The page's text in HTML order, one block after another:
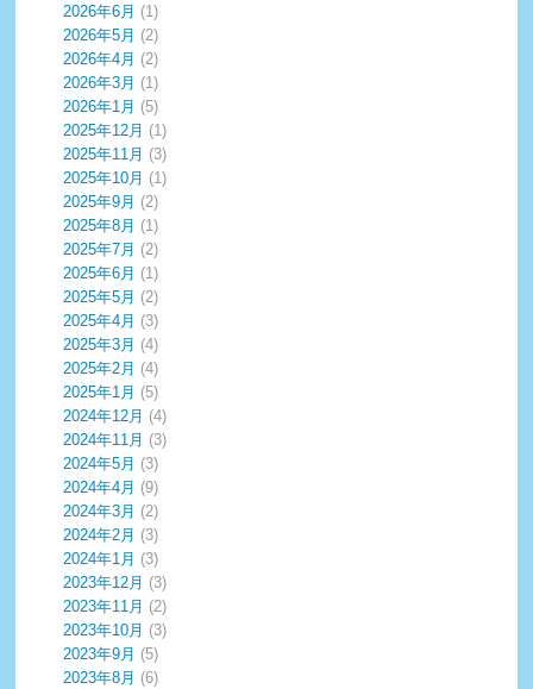
2026年6月 (1)
2026年5月 (2)
2026年4月 (2)
2026年3月 (1)
2026年1月 (5)
2025年12月 (1)
2025年11月 (3)
2025年10月 (1)
2025年9月 (2)
2025年8月 (1)
2025年7月 (2)
2025年6月 (1)
2025年5月 (2)
2025年4月 (3)
2025年3月 (4)
2025年2月 (4)
2025年1月 (5)
2024年12月 (4)
2024年11月 (3)
2024年5月 (3)
2024年4月 (9)
2024年3月 (2)
2024年2月 (3)
2024年1月 (3)
2023年12月 (3)
2023年11月 (2)
2023年10月 (3)
2023年9月 (5)
2023年8月 (6)